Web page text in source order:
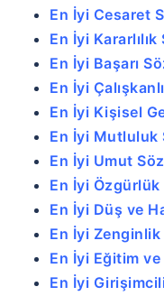
En İyi Cesaret
En İyi Kararlılık
En İyi Başarı
En İyi
En İyi Kişisel
En İyi Mutluluk
En İyi Umut
En İyi Özgürlük
En İyi Düş ve
En İyi
En İyi Eğitim
En İyi